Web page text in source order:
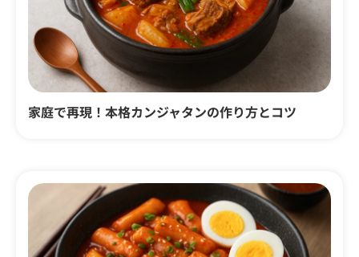
家庭で再現！本格カンジャタンの作り方とコツ